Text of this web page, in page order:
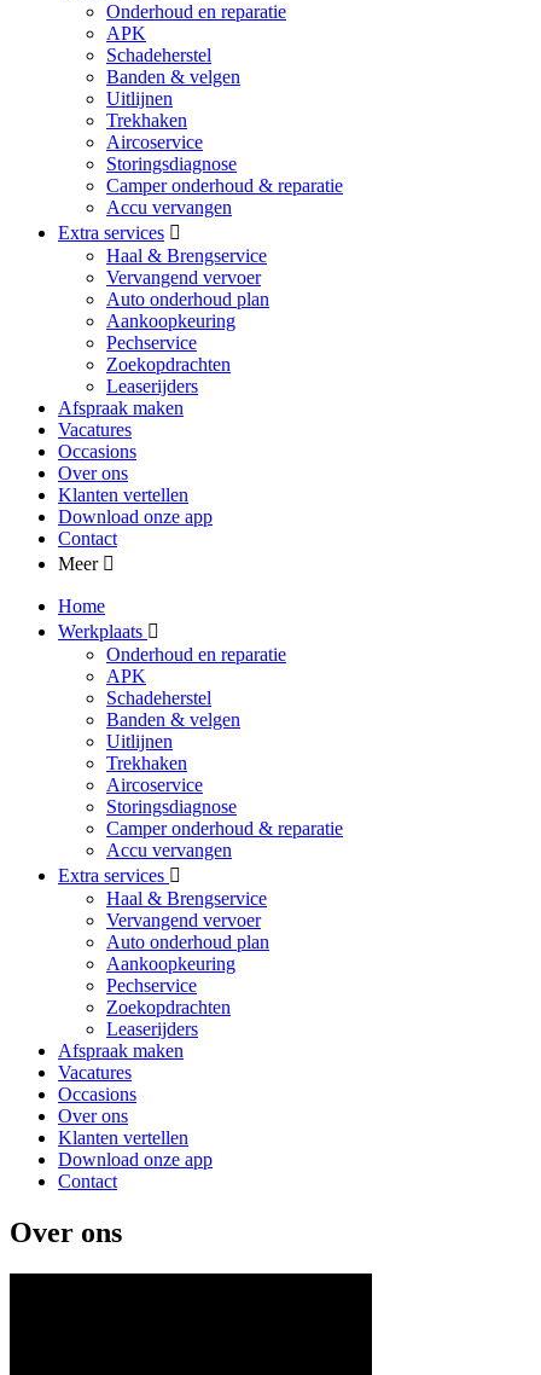
Onderhoud en reparatie
APK
Schadeherstel
Banden & velgen
Uitlijnen
Trekhaken
Aircoservice
Storingsdiagnose
Camper onderhoud & reparatie
Accu vervangen
Extra services
Haal & Brengservice
Vervangend vervoer
Auto onderhoud plan
Aankoopkeuring
Pechservice
Zoekopdrachten
Leaserijders
Afspraak maken
Vacatures
Occasions
Over ons
Klanten vertellen
Download onze app
Contact
Meer
Home
Werkplaats
Onderhoud en reparatie
APK
Schadeherstel
Banden & velgen
Uitlijnen
Trekhaken
Aircoservice
Storingsdiagnose
Camper onderhoud & reparatie
Accu vervangen
Extra services
Haal & Brengservice
Vervangend vervoer
Auto onderhoud plan
Aankoopkeuring
Pechservice
Zoekopdrachten
Leaserijders
Afspraak maken
Vacatures
Occasions
Over ons
Klanten vertellen
Download onze app
Contact
Over ons